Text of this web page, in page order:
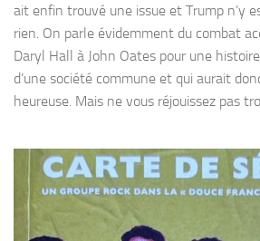
ait enfin trouvé une issue et Trump n’y
rien. On parle évidemment du combat
Daryl Hall à John Oates pour une
d’une société commune et qui aurait
heureuse. Mais ne vous réjouissez pas